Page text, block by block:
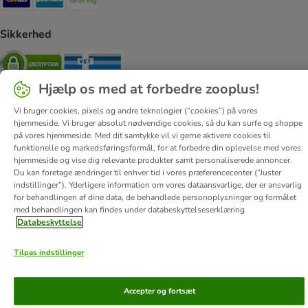
Sikkerhed
Security
Om os Job hos zooplus
Firmaoplysninger
Forordning om digitale tjenester
Generelle vilkår
Fortryd aftale
Betaling Levering
Databeskyttelse
Tilgængelighedserklæring
Corporate Website
© zooplus SE2026
Hjælp os med at forbedre zooplus!
Vi bruger cookies, pixels og andre teknologier (“cookies”) på vores
hjemmeside. Vi bruger absolut nødvendige cookies, så du kan surfe og shoppe
på vores hjemmeside. Med dit samtykke vil vi gerne aktivere cookies til
funktionelle og markedsføringsformål, for at forbedre din oplevelse med vores
hjemmeside og vise dig relevante produkter samt personaliserede annoncer.
Du kan foretage ændringer til enhver tid i vores præferencecenter (“Juster
indstillinger”). Yderligere information om vores dataansvarlige, der er ansvarlig
for behandlingen af ​​dine data, de behandlede personoplysninger og formålet
med behandlingen kan findes under databeskyttelseserklæring
Databeskyttelse
Tilpas indstillinger
Accepter og fortsæt